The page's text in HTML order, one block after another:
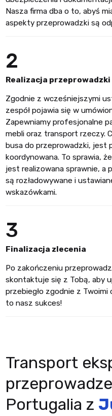
Nasza firma dba o to, abyś
aspekty przeprowadzki są
2
Realizacja przeprowadzki
Zgodnie z wcześniejszymi
zespół pojawia się w
Zapewniamy profesjonalne
mebli oraz transport rzeczy.
busa do przeprowadzki, jest
koordynowana. To sprawia,
jest realizowana sprawnie, a
są rozładowywane i
wskazówkami.
3
Finalizacja zlecenia
Po zakończeniu
skontaktuje się z Tobą, aby
przebiegło zgodnie z
to nasz sukces!
Transport
Portugalia z